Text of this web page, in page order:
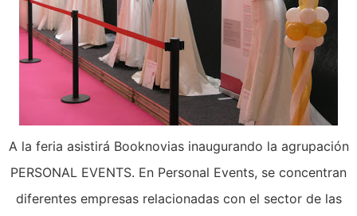
A la feria asistirá Booknovias inaugurando la agrupación
PERSONAL EVENTS. En Personal Events, se concentran
diferentes empresas relacionadas con el sector de las